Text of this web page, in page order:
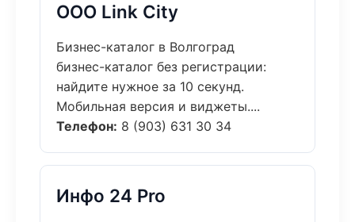
ООО Link City
Бизнес-каталог в Волгоград
бизнес-каталог без регистрации:
найдите нужное за 10 секунд.
Мобильная версия и виджеты....
Телефон: 8 (903) 631 30 34
Инфо 24 Pro